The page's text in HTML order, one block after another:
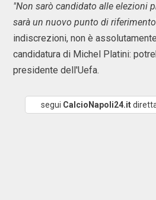
"Non sarò candidato alle elezioni
sarà un nuovo punto di
indiscrezioni, non è
candidatura di Michel Platini:
presidente dell'Uefa.
segui CalcioNapoli24.it